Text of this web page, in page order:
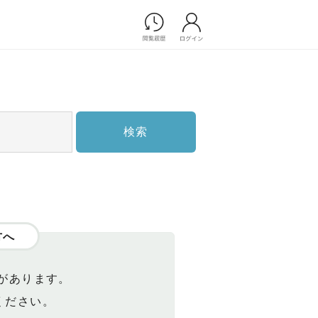
ップ一覧
家族フォト/ペット撮影
検索
へ
あります。
さい。